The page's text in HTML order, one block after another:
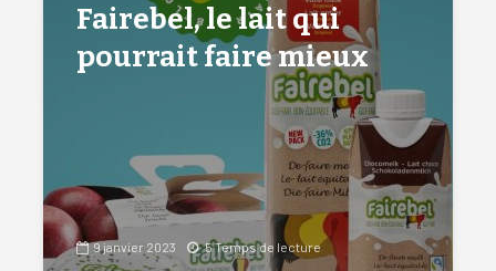
Fairebel, le lait qui
pourrait faire mieux
9 janvier 2023 5 Temps de lecture